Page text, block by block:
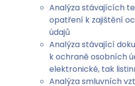
Analýza stávajících
opatření k zajištění
údajů
Analýza stávající
k ochraně osobních
elektronické, tak
Analýza smluvních